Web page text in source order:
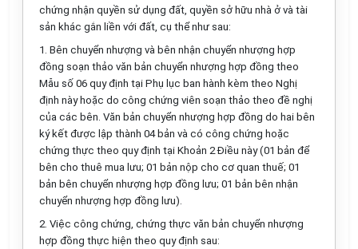
chứng nhận quyền sử dụng đất, quyền sở hữu nhà ở và tài
sản khác gắn liền với đất, cụ thể như sau:
1. Bên chuyển nhượng và bên nhận chuyển nhượng hợp
đồng soạn thảo văn bản chuyển nhượng hợp đồng theo
Mẫu số 06 quy định tại Phụ lục ban hành kèm theo Nghị
định này hoặc do công chứng viên soạn thảo theo đề nghị
của các bên. Văn bản chuyển nhượng hợp đồng do hai bên
ký kết được lập thành 04 bản và có công chứng hoặc
chứng thực theo quy định tại Khoản 2 Điều này (01 bản để
bên cho thuê mua lưu; 01 bản nộp cho cơ quan thuế; 01
bản bên chuyển nhượng hợp đồng lưu; 01 bản bên nhận
chuyển nhượng hợp đồng lưu).
2. Việc công chứng, chứng thực văn bản chuyển nhượng
hợp đồng thực hiện theo quy định sau: